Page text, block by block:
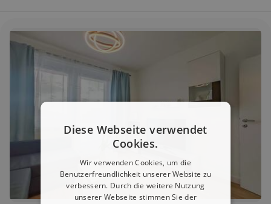
Diese Webseite verwendet
Cookies.
Wir verwenden Cookies, um die
Benutzerfreundlichkeit unserer Website zu
verbessern. Durch die weitere Nutzung
unserer Webseite stimmen Sie der